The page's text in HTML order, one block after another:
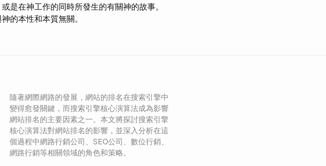
是在神工作的同時所發生的有關神的故事。
的本性和本質無關。
隨著網際網路的發展，網站的排名在搜索引擎中
變得愈發關鍵，而搜索引擎核心演算法成為影響
網站排名的主要因素之一。本文將探討搜索引擎
核心演算法對網站排名的影響，並深入分析在這
個過程中網路行銷公司、SEO公司、數位行銷、
網路行銷等相關領域的角色和策略。